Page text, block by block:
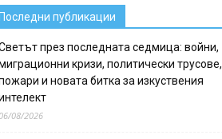
публикации
през последната седмица: войни,
кризи, политически трусове,
и новата битка за изкуствения
08/2026